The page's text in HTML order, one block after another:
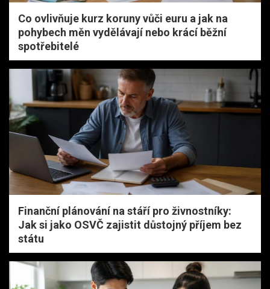
Co ovlivňuje kurz koruny vůči euru a jak na
pohybech měn vydělávají nebo krácí běžní
spotřebitelé
Finanční plánování na stáří pro živnostníky:
Jak si jako OSVČ zajistit důstojný příjem bez
státu